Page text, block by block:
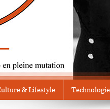
& Lifestyle